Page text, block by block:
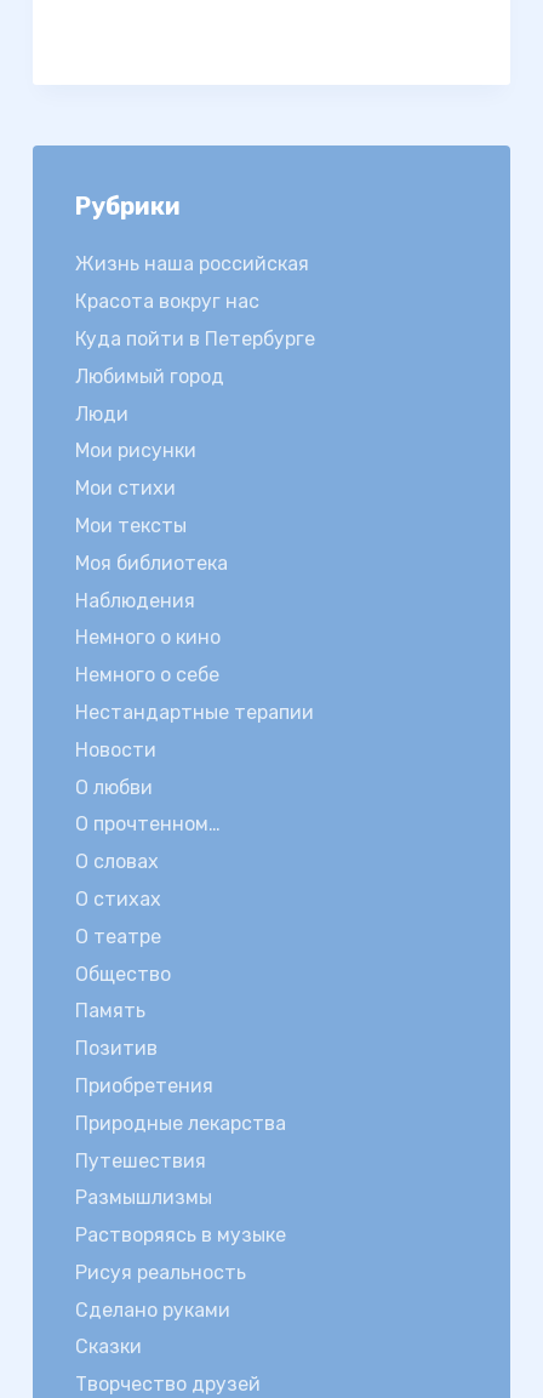
Рубрики
Жизнь наша российская
Красота вокруг нас
Куда пойти в Петербурге
Любимый город
Люди
Мои рисунки
Мои стихи
Мои тексты
Моя библиотека
Наблюдения
Немного о кино
Немного о себе
Нестандартные терапии
Новости
О любви
О прочтенном…
О словах
О стихах
О театре
Общество
Память
Позитив
Приобретения
Природные лекарства
Путешествия
Размышлизмы
Растворяясь в музыке
Рисуя реальность
Сделано руками
Сказки
Творчество друзей